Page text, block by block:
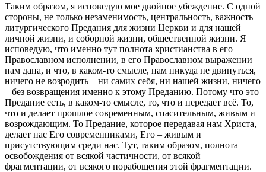
Таким образом, я исповедую мое двойное убеждение. С одной
стороны, не только незаменимость, центральность, важность
литургического Предания для жизни Церкви и для нашей
личной жизни, и соборной жизни, общественной жизни. Я
исповедую, что именно тут полнота христианства в его
Православном исполнении, в его Православном выражении
нам дана, и что, в каком-то смысле, нам никуда не двинуться,
ничего не возродить – ни самих себя, ни нашей жизни, ничего
– без возвращения именно к этому Преданию. Потому что это
Предание есть, в каком-то смысле, то, что и передает всё. То,
что и делает прошлое современным, спасительным, живым и
возрождающим. То Предание, которое передавая нам Христа,
делает нас Его современниками, Его – живым и
присутствующим среди нас. Тут, таким образом, полнота
освобождения от всякой частичности, от всякой
фрагментации, от всякого порабощения этой фрагментации.